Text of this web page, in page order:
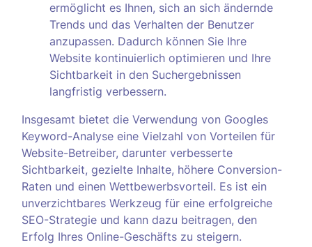
ermöglicht es Ihnen, sich an sich ändernde
Trends und das Verhalten der Benutzer
anzupassen. Dadurch können Sie Ihre
Website kontinuierlich optimieren und Ihre
Sichtbarkeit in den Suchergebnissen
langfristig verbessern.
Insgesamt bietet die Verwendung von Googles
Keyword-Analyse eine Vielzahl von Vorteilen für
Website-Betreiber, darunter verbesserte
Sichtbarkeit, gezielte Inhalte, höhere Conversion-
Raten und einen Wettbewerbsvorteil. Es ist ein
unverzichtbares Werkzeug für eine erfolgreiche
SEO-Strategie und kann dazu beitragen, den
Erfolg Ihres Online-Geschäfts zu steigern.